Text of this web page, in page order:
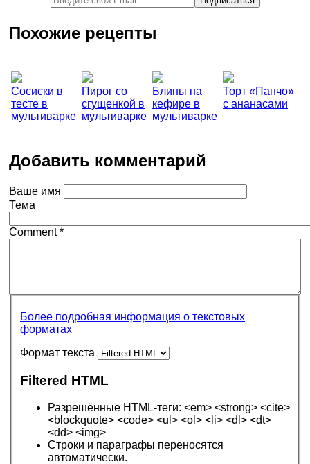
Похожие рецепты
Сосиски в
тесте в
мультиварке
Пирог со
сгущенкой в
мультиварке
Блины на
кефире в
мультиварке
Торт «Панчо»
с ананасами
Добавить комментарий
Ваше имя
Тема
Comment*
Более подробная информация о текстовых
форматах
Формат текста
Filtered HTML
Разрешённые HTML-теги: <em> <strong> <cite>
<blockquote> <code> <ul> <ol> <li> <dl> <dt>
<dd> <img>
Строки и параграфы переносятся
автоматически.